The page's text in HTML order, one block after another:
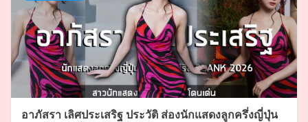
อาภัสรา เลิศประเสริฐ ประวัติ ส่องนักแสดงลูกครึ่งญี่ปุ่น